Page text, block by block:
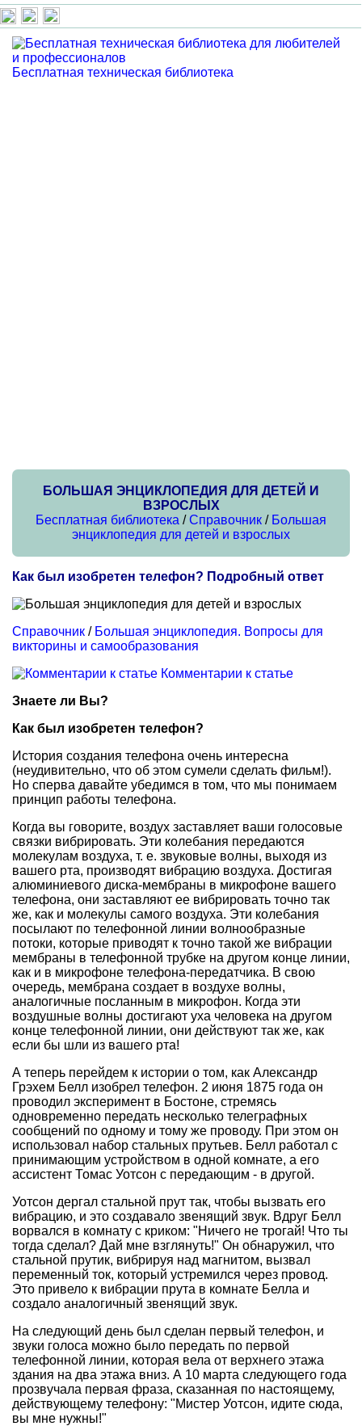
Бесплатная техническая библиотека
БОЛЬШАЯ ЭНЦИКЛОПЕДИЯ ДЛЯ ДЕТЕЙ И
ВЗРОСЛЫХ
Бесплатная библиотека /Справочник / Большая
энциклопедия для детей и взрослых
Как был изобретен телефон? Подробный ответ
Справочник / Большая энциклопедия. Вопросы для
викторины и самообразования
Комментарии к статье
Знаете ли Вы?
Как был изобретен телефон?
История создания телефона очень интересна
(неудивительно, что об этом сумели сделать фильм!).
Но сперва давайте убедимся в том, что мы понимаем
принцип работы телефона.
Когда вы говорите, воздух заставляет ваши голосовые
связки вибрировать. Эти колебания передаются
молекулам воздуха, т. е. звуковые волны, выходя из
вашего рта, производят вибрацию воздуха. Достигая
алюминиевого диска-мембраны в микрофоне вашего
телефона, они заставляют ее вибрировать точно так
же, как и молекулы самого воздуха. Эти колебания
посылают по телефонной линии волнообразные
потоки, которые приводят к точно такой же вибрации
мембраны в телефонной трубке на другом конце линии,
как и в микрофоне телефона-передатчика. В свою
очередь, мембрана создает в воздухе волны,
аналогичные посланным в микрофон. Когда эти
воздушные волны достигают уха человека на другом
конце телефонной линии, они действуют так же, как
если бы шли из вашего рта!
А теперь перейдем к истории о том, как Александр
Грэхем Белл изобрел телефон. 2 июня 1875 года он
проводил эксперимент в Бостоне, стремясь
одновременно передать несколько телеграфных
сообщений по одному и тому же проводу. При этом он
использовал набор стальных прутьев. Белл работал с
принимающим устройством в одной комнате, а его
ассистент Томас Уотсон с передающим - в другой.
Уотсон дергал стальной прут так, чтобы вызвать его
вибрацию, и это создавало звенящий звук. Вдруг Белл
ворвался в комнату с криком: "Ничего не трогай! Что ты
тогда сделал? Дай мне взглянуть!" Он обнаружил, что
стальной прутик, вибрируя над магнитом, вызвал
переменный ток, который устремился через провод.
Это привело к вибрации прута в комнате Белла и
создало аналогичный звенящий звук.
На следующий день был сделан первый телефон, и
звуки голоса можно было передать по первой
телефонной линии, которая вела от верхнего этажа
здания на два этажа вниз. А 10 марта следующего года
прозвучала первая фраза, сказанная по настоящему,
действующему телефону: "Мистер Уотсон, идите сюда,
вы мне нужны!"